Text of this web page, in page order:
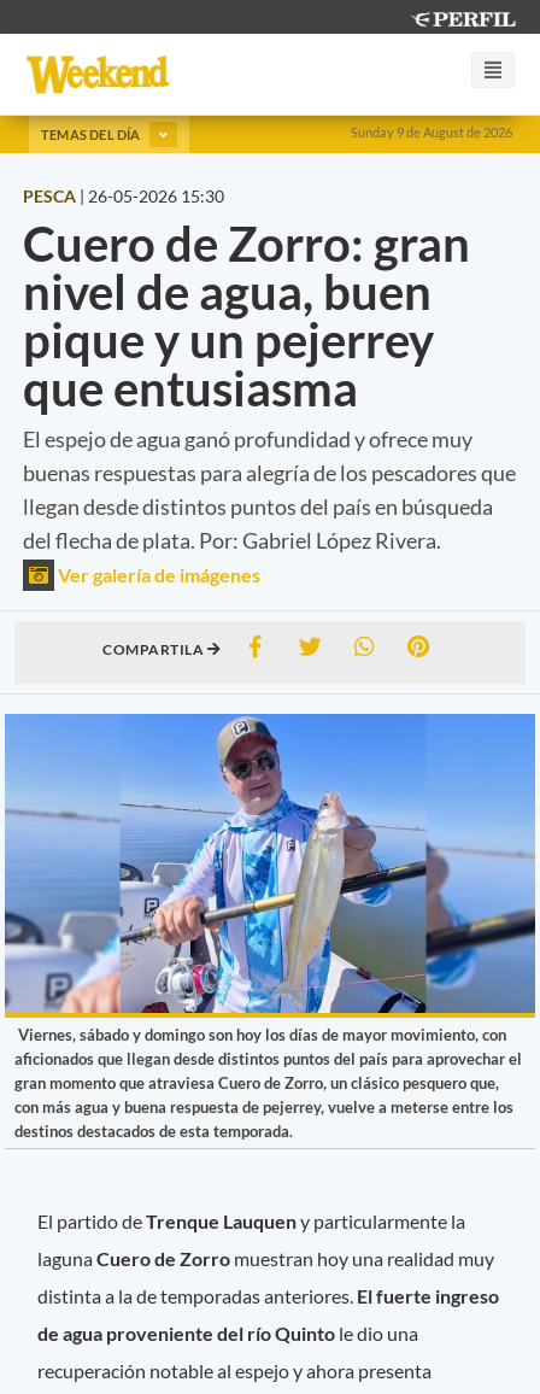
Sunday 9 de August de 2026
TEMAS DEL DÍA
PESCA | 26-05-2026 15:30
Cuero de Zorro: gran
nivel de agua, buen
pique y un pejerrey
que entusiasma
El espejo de agua ganó profundidad y ofrece muy
buenas respuestas para alegría de los pescadores que
llegan desde distintos puntos del país en búsqueda
del flecha de plata. Por: Gabriel López Rivera.
Ver galería de imágenes
COMPARTILA
Viernes, sábado y domingo son hoy los días de mayor movimiento, con
aficionados que llegan desde distintos puntos del país para aprovechar el
gran momento que atraviesa Cuero de Zorro, un clásico pesquero que,
con más agua y buena respuesta de pejerrey, vuelve a meterse entre los
destinos destacados de esta temporada.
El partido deTrenque Lauqueny particularmente la
lagunaCuero de Zorro muestran hoy una realidad muy
distinta a la de temporadas anteriores. El fuerte ingreso
de agua proveniente del río Quinto le dio una
recuperación notable al espejo y ahora presenta